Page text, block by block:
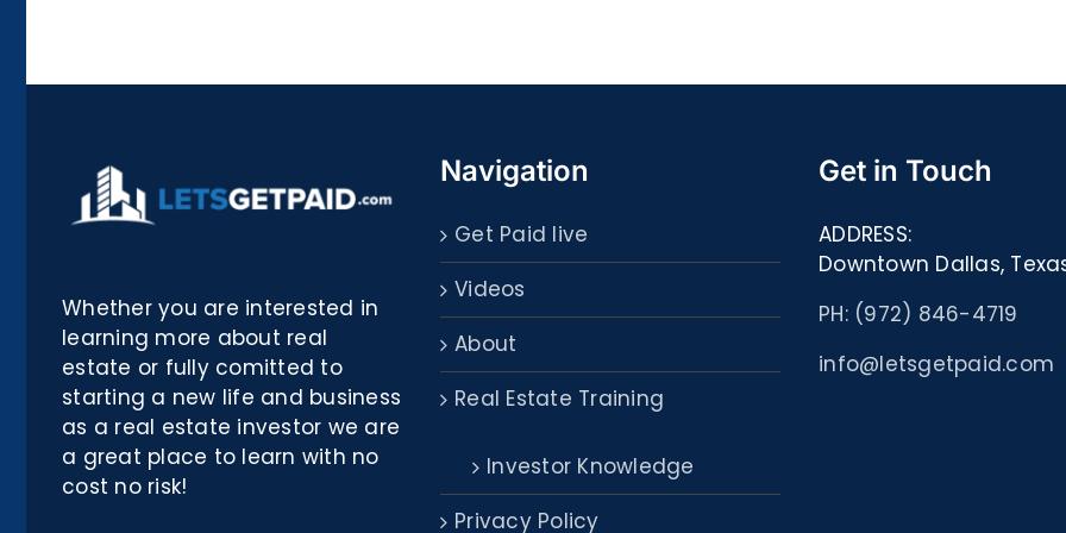
Biblioteca
PDF,
ed
Whether you are interested in
learning more about real
estate or fully comitted to
starting a new life and business
as a real estate investor we are
a great place to learn with no
cost no risk!
Navigation
Get Paid live
Videos
About
Real Estate Training
Investor Knowledge
Privacy Policy
Get in Touch
ADDRESS:
Downtown Dallas,
PH: (972) 846-4719
info@letsgetpaid.com